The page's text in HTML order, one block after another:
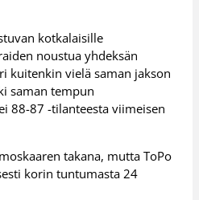
kotkalaisille
noustua yhdeksän
kuitenkin vielä saman jakson
saman tempun
88-87 -tilanteesta viimeisen
takana, mutta ToPo
korin tuntumasta 24